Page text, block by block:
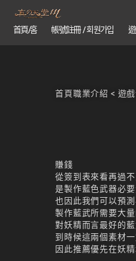
首頁/홈 帳號註冊 / 회원가입
首頁職業介紹 < 遊
賺錢
從簽到表來看再過
是製作藍色武器必要
也因此我們可以預
製作藍武所需要大
對妖精而言最好的
到時候這兩個素材
因此推薦優先在妖